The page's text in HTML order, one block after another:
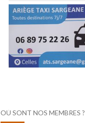
OÙ SONT NOS MEMBRES ?